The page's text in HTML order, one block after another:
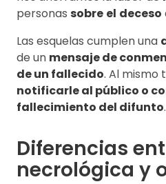
personas sobre el deceso
Las esquelas cumplen una
de un mensaje de
de un fallecido. Al mismo
notificarle al público o
fallecimiento del difunto.
Diferencias
necrológica y